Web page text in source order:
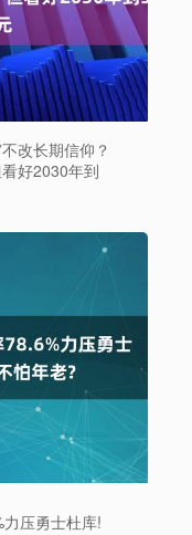
改长期信仰？
好2030年到
压勇士杜库!